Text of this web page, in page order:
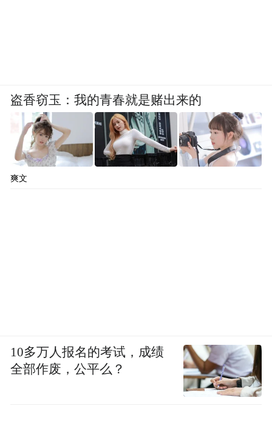
盗香窃玉：我的青春就是赌出来的
爽文
10多万人报名的考试，成绩
全部作废，公平么？